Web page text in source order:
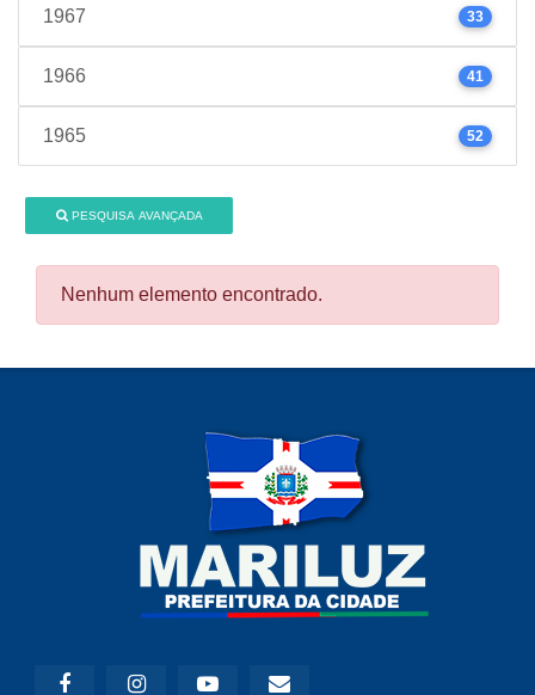
1967 33
1966 41
1965 52
PESQUISA AVANÇADA
Nenhum elemento encontrado.